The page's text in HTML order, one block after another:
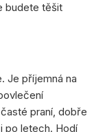
budete těšit
Je příjemná na
praní, dobře
po letech. Hodí